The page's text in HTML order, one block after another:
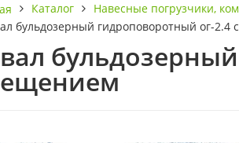
Каталог Навесные погрузчики,
бульдозерный гидроповоротный ог-2.4